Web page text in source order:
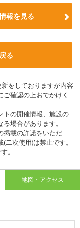
報を見る
る
をしておりますが内容
確認の上おでかけく
の開催情報、施設の
場合があります。
掲載の許諾をいただ
次使用)は禁止です。
。
地図・アクセス